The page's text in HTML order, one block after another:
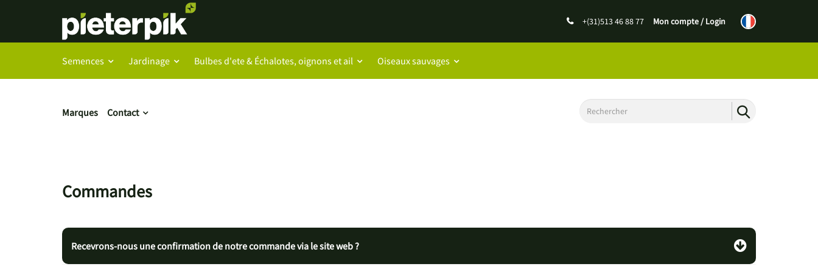
+(31)513 46 88 77 Mon compte / Login
Semences Jardinage Bulbes d'ete & Échalotes, oignons et ail Oiseaux sauvages
Marques Contact
Commandes
Recevrons-nous une confirmation de notre commande via le site web ?